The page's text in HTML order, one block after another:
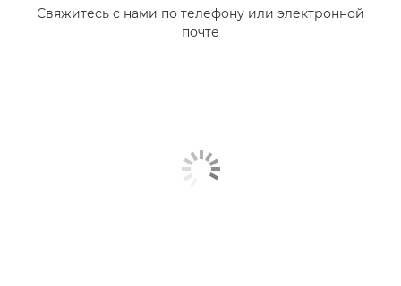
Свяжитесь с нами по телефону или электронной
почте